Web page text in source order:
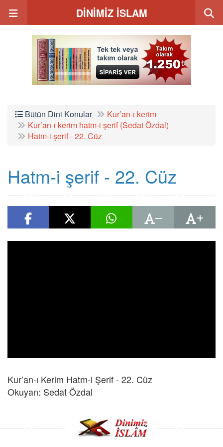
DİNİMİZ İSLAM
Bütün Dini Konular
Kur’an-ı kerim
Kur’an-ı kerim hatm-i şerif (Sedat Özdal)
Hatm-i şerif - 22. Cüz
Hatm-i şerif - 22. Cüz
Kur’an-ı Kerim Hatm-i Şerif - 22. Cüz
Okuyan: Sedat Özdal